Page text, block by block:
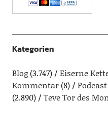
Kategorien
Blog(3.747) Eiserne
Kommentar(8) Podcast
(2.890)
Teve Tor des